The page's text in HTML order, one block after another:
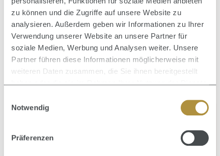
zu können und die Zugriffe auf unsere Website zu
analysieren. Außerdem geben wir Informationen zu Ihrer
Verwendung unserer Website an unsere Partner für
soziale Medien, Werbung und Analysen weiter. Unsere
Partner führen diese Informationen möglicherweise mit
weiteren Daten zusammen, die Sie ihnen bereitgestellt
haben oder die sie im Rahmen Ihrer Nutzung der Dienste
Notwendig
Präferenzen
Styling Iron Wild - Nur noch kurze Zeit verfügbar
GLÄTTEISEN
Regulärer Preis:
138,90 €